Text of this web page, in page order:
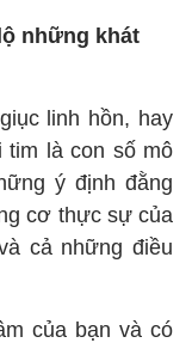
những khát
linh hồn, hay
tim là con số mô
ý định đằng
cơ thực sự của
cả những điều
của bạn và có